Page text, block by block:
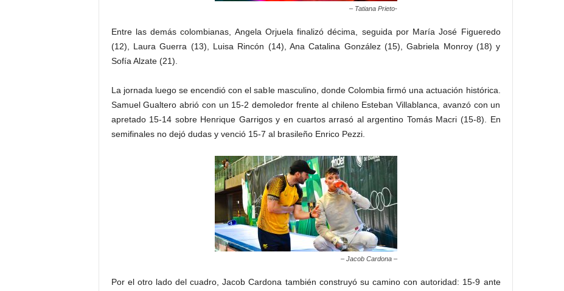
– Tatiana Prieto-
Entre las demás colombianas, Angela Orjuela finalizó décima, seguida por María José Figueredo
(12), Laura Guerra (13), Luisa Rincón (14), Ana Catalina González (15), Gabriela Monroy (18) y
Sofía Alzate (21).
La jornada luego se encendió con el sable masculino, donde Colombia firmó una actuación histórica.
Samuel Gualtero abrió con un 15-2 demoledor frente al chileno Esteban Villablanca, avanzó con un
apretado 15-14 sobre Henrique Garrigos y en cuartos arrasó al argentino Tomás Macri (15-8). En
semifinales no dejó dudas y venció 15-7 al brasileño Enrico Pezzi.
– Jacob Cardona –
Por el otro lado del cuadro, Jacob Cardona también construyó su camino con autoridad: 15-9 ante